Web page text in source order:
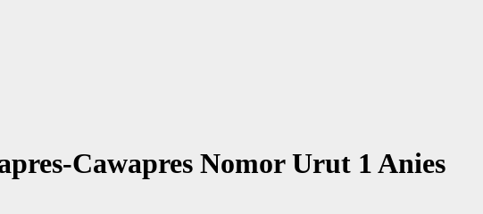
Cawapres Nomor Urut 1 Anies